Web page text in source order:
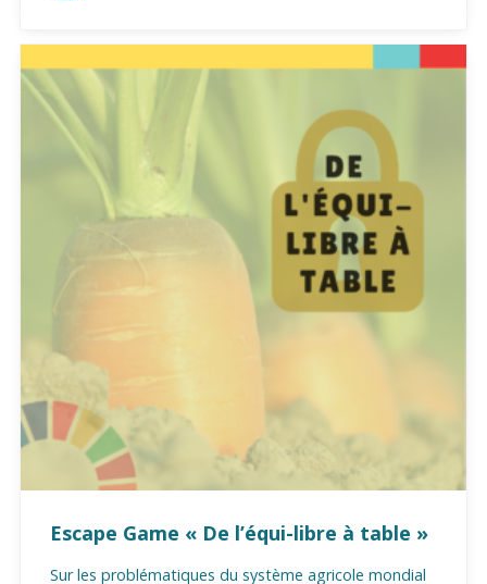
Escape Game « De l’équi-libre à table »
Sur les problématiques du système agricole mondial